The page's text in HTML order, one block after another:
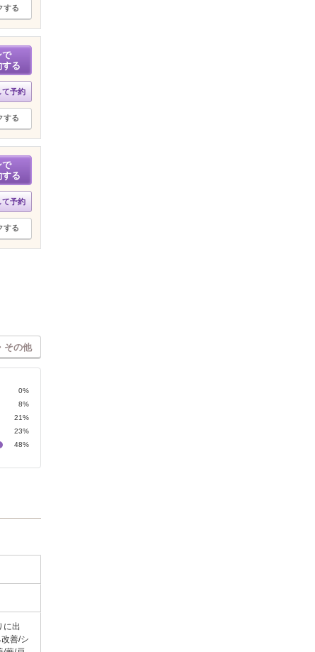
する
で
る
て予約
する
で
る
て予約
する
その他
0%
8%
21%
23%
48%
に出
善/シ